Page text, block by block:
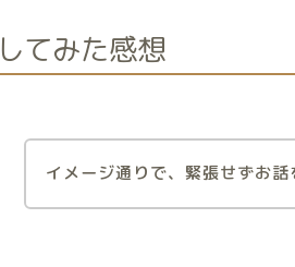
てみた感想
イメージ通りで、緊張せずお